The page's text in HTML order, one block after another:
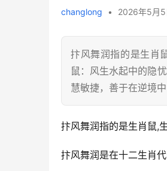
changlong • 2026年5月
抃风舞润指的是生肖
鼠：风生水起中的隐
慧敏捷，善于在逆境
抃风舞润指的是生肖鼠,
抃风舞润是在十二生肖